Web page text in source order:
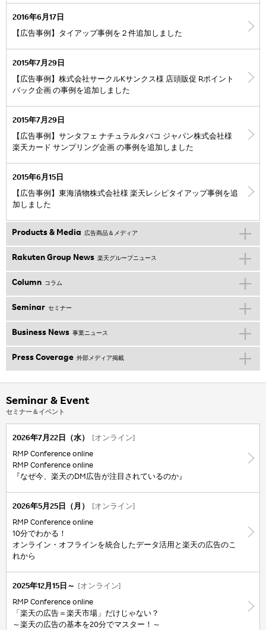
2016年6月17日
【広告事例】タイアップ事例を２件追加しました
2015年7月29日
【広告事例】株式会社サークルKサンクス様 店頭販促 Rポイント
バック企画 の事例を追加しました
2015年7月29日
【広告事例】サンタフェ ナチュラルタバコ ジャパン株式会社様
楽天カード サンプリング企画 の事例を追加しました
2015年6月15日
【広告事例】東海漬物株式会社様 楽天レシピタイアップ事例を追
加しました
Products & Media 広告商品＆メディア
Rakuten Group News 楽天グループニュース
Column コラム
Seminar セミナー
Business News 事業ニュース
Press Coverage 外部メディア掲載
Seminar & Event
セミナー＆イベント
2026年7月22日（水） [オンライン]
RMP Conference online
RMP Conference online
『なぜ今、楽天のDM広告が注目されているのか』
2026年5月25日（月） [オンライン]
RMP Conference online
10分でわかる！
オンライン・オフラインを統合したデータ活用と楽天の広告のこ
れから
2025年12月15日～ [オンライン]
RMP Conference online
「楽天の広告＝楽天市場」だけじゃない？
～楽天の広告の基本を20分でマスター！～